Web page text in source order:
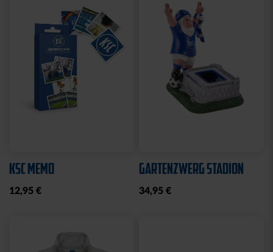
KSC MEMO
12,95 €
GARTENZWERG STADION
34,95 €